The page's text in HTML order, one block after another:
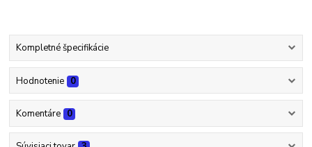
Kompletné špecifikácie
Hodnotenie 0
Komentáre 0